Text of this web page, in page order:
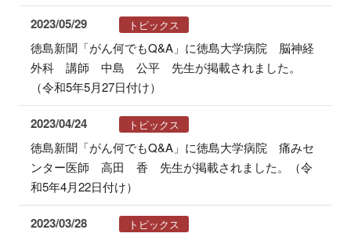
2023/05/29 トピックス
徳島新聞「がん何でもQ&A」に徳島大学病院 脳神経
外科 講師 中島 公平 先生が掲載されました。
（令和5年5月27日付け）
2023/04/24 トピックス
徳島新聞「がん何でもQ&A」に徳島大学病院 痛みセ
ンター医師 高田 香 先生が掲載されました。（令
和5年4月22日付け）
2023/03/28 トピックス